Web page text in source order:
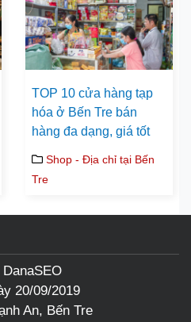
TOP 10 cửa hàng tạp
hóa ở Bến Tre bán
hàng đa dạng, giá tốt
Shop - Địa chỉ tại Bến
Tre
20/09/2019
An, Bến Tre